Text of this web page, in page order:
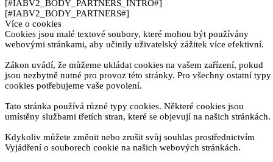
[#IABV2_BODY_PARTNERS_INTRO#]
[#IABV2_BODY_PARTNERS#]
Více o cookies
Cookies jsou malé textové soubory, které mohou být používány
webovými stránkami, aby učinily uživatelský zážitek více efektivní.
Zákon uvádí, že můžeme ukládat cookies na vašem zařízení, pokud
jsou nezbytně nutné pro provoz této stránky. Pro všechny ostatní typy
cookies potřebujeme vaše povolení.
Tato stránka používá různé typy cookies. Některé cookies jsou
umístěny službami třetích stran, které se objevují na našich stránkách.
Kdykoliv můžete změnit nebo zrušit svůj souhlas prostřednictvím
Vyjádření o souborech cookie na našich webových stránkách.